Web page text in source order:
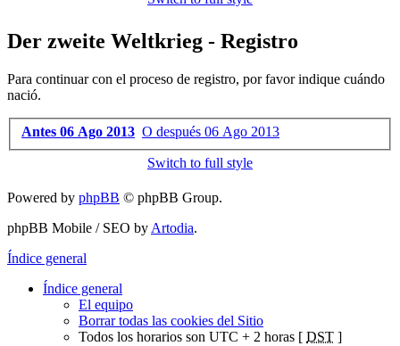
Der zweite Weltkrieg - Registro
Para continuar con el proceso de registro, por favor indique cuándo
nació.
Antes 06 Ago 2013 O después 06 Ago 2013
Switch to full style
Powered by phpBB © phpBB Group.
phpBB Mobile / SEO by Artodia.
Índice general
Índice general
El equipo
Borrar todas las cookies del Sitio
Todos los horarios son UTC + 2 horas [ DST ]